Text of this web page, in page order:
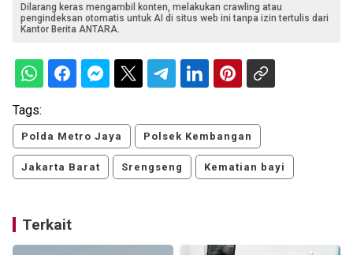
Dilarang keras mengambil konten, melakukan crawling atau
pengindeksan otomatis untuk AI di situs web ini tanpa izin tertulis dari
Kantor Berita ANTARA.
Tags:
Polda Metro Jaya Polsek Kembangan
Jakarta Barat Srengseng Kematian bayi
Terkait